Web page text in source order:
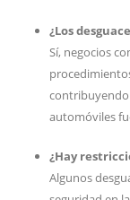
¿Los
Sí, negocios
contribuyendo
automóviles
¿Hay
Algunos